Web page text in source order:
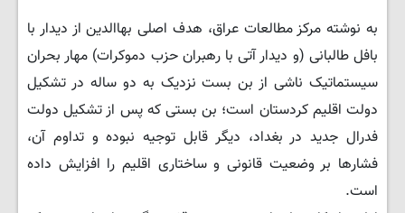
به نوشته مرکز مطالعات عراق، هدف اصلی بهاالدین از دیدار با
بافل طالبانی (و دیدار آتی با رهبران حزب دموکرات) مهار بحران
سیستماتیک ناشی از بن بست نزدیک به دو ساله در تشکیل
دولت اقلیم کردستان است؛ بن بستی که پس از تشکیل دولت
فدرال جدید در بغداد، دیگر قابل توجیه نبوده و تداوم آن،
فشارها بر وضعیت قانونی و ساختاری اقلیم را افزایش داده
است.